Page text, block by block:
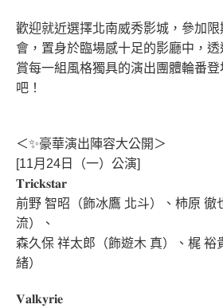
歡迎就近選擇北南威秀影城，參加
會，置身於臨場感十足的影廳中，
賞每一組風格獨具的演出團體輪番
吧！
＜✨豪華演出陣容大公開＞
[11月24日（一）公演]
𝐓𝐫𝐢𝐜𝐤𝐬𝐭𝐚𝐫
前野 智昭（飾冰鷹 北斗）、柿原 徹
流）、
森久保 祥太郎（飾遊木 真）、梶 裕
緒）
𝐕𝐚𝐥𝐤𝐲𝐫𝐢𝐞